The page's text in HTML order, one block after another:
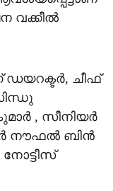
വക്കീല്‍
ഡയറക്ടര്‍, ചീഫ്
, സീനിയര്‍
നൗഫല്‍ ബിന്‍